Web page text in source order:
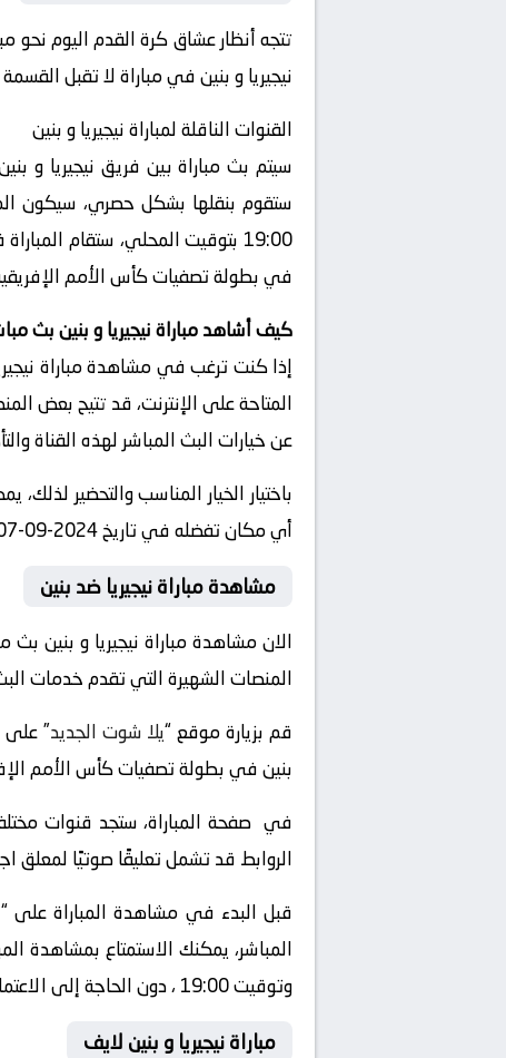
نيجيريا و بنين في مباراة لا تقبل
القنوات الناقلة لمباراة نيجيريا و بنين
19:00 بتوقيت المحلي، ستقام
في بطولة تصفيات كأس الأمم الإفريقية 2025
كيف أشاهد مباراة نيجيريا و بنين بث
إذا كنت ترغب في مشاهدة مباراة
المتاحة على الإنترنت، قد تتيح بعض
عن خيارات البث المباشر لهذه القناة
أي مكان تفضله في تاريخ 2024-09-07 وتوقيت 18:00، دون الحاجة للذهاب إلى الملعب.
مشاهدة مباراة نيجيريا ضد بنين
الان مشاهدة مباراة نيجيريا و بنين بث
المنصات الشهيرة التي تقدم خدمات البث
قم بزيارة موقع “يلا شوت الجديد
بنين في بطولة تصفيات كأس الأمم الإفريقية 2025 ، ستتمكن من العثور على روابط للبث المباشر للمباراة على صفحة
في صفحة المباراة، ستجد قنوات
الروابط قد تشمل تعليقًا صوتيًا لمعلق
قبل البدء في مشاهدة المباراة على “
وتوقيت 19:00 ، دون الحاجة إلى الاعتماد على التلفزيون العادي أو الذهاب إلى الملعب.
مباراة نيجيريا و بنين لايف